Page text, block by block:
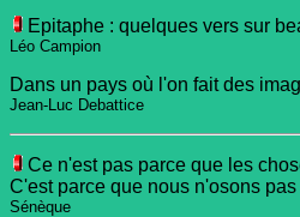
Epitaphe : quelques vers sur
Léo Campion
Dans un pays où l'on fait des
Jean-Luc Debattice
Ce n'est pas parce que les
C'est parce que nous n'osons
Sénèque